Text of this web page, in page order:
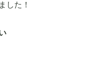
した！